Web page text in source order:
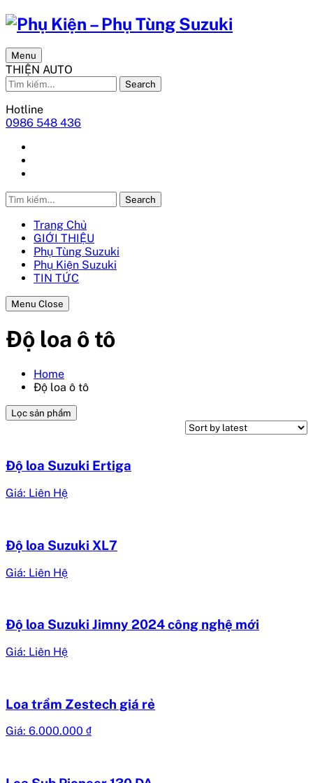
Menu
THIỆN AUTO
Search
Hotline
0986 548 436
Search
Trang Chủ
GIỚI THIỆU
Phụ Tùng Suzuki
Phụ Kiện Suzuki
TIN TỨC
Menu Close
Độ loa ô tô
Home
Độ loa ô tô
Lọc sản phẩm
Độ loa Suzuki Ertiga
Giá: Liên Hệ
Độ loa Suzuki XL7
Giá: Liên Hệ
Độ loa Suzuki Jimny 2024 công nghệ mới
Giá: Liên Hệ
Loa trầm Zestech giá rẻ
Giá: 6.000.000 ₫